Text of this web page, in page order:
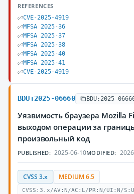
REFERENCES
CVE-2025-4919
MFSA 2025-36
MFSA 2025-37
MFSA 2025-38
MFSA 2025-40
MFSA 2025-41
CVE-2025-4919
BDU:2025-06660 BDU:2025-
Уязвимость браузера Mozilla
выходом операции за
произвольный код
PUBLISHED: 2025-06-10MODIFIED:
CVSS 3.x MEDIUM 6.5
CVSS:3.x/AV:N/AC:L/PR:N/UI:N/